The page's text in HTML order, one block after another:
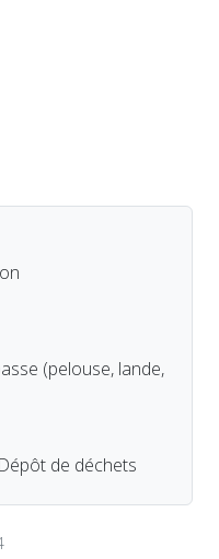
(pelouse, lande,
Dépôt de déchets